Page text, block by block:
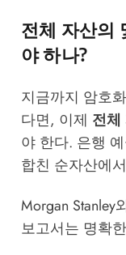
전체 자산의
야 하나?
지금까지 암호
다면, 이제 전체
야 한다. 은행
합친 순자산에
Morgan Stanley
보고서는 명확